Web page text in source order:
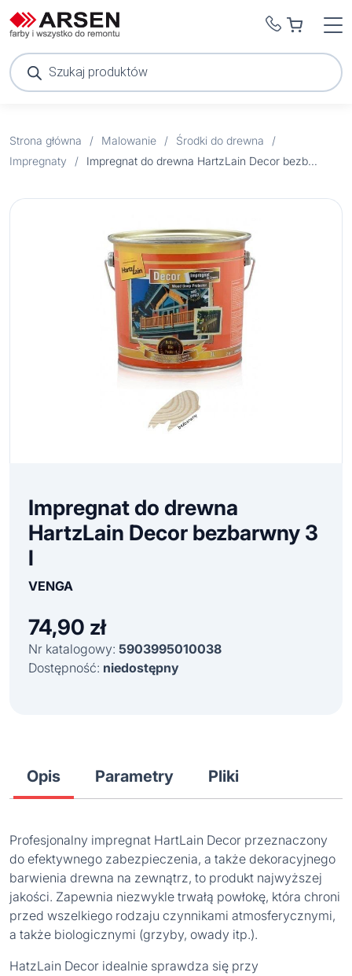
Wyszukiwarka
produktów
Strona główna / Malowanie / Środki do drewna
/
Impregnaty
/ Impregnat do drewna HartzLain Decor bezbarwny 3 l
Impregnat do drewna
HartzLain Decor bezbarwny 3
l
VENGA
74,90 zł
Nr katalogowy: 5903995010038
Dostępność: niedostępny
Opis Parametry Pliki
Profesjonalny impregnat HartLain Decor przeznaczony
do efektywnego zabezpieczenia, a także dekoracyjnego
barwienia drewna na zewnątrz, to produkt najwyższej
jakości. Zapewnia niezwykle trwałą powłokę, która chroni
przed wszelkiego rodzaju czynnikami atmosferycznymi,
a także biologicznymi (grzyby, owady itp.).
HatzLain Decor idealnie sprawdza się przy